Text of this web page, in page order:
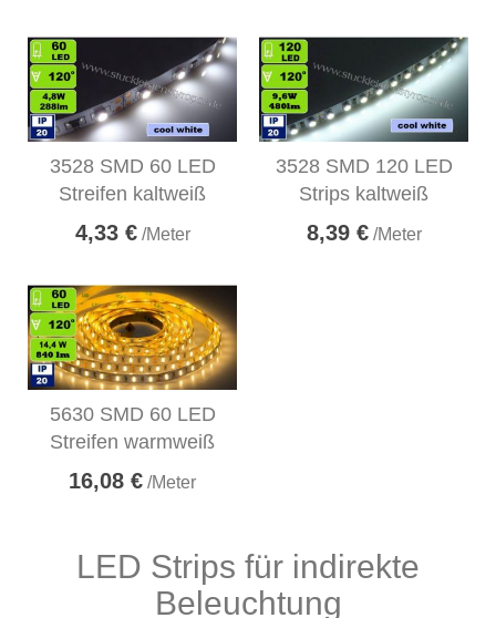
3528 SMD 60 LED
Streifen kaltweiß
4,33 €/Meter
3528 SMD 120 LED
Strips kaltweiß
8,39 €/Meter
5630 SMD 60 LED
Streifen warmweiß
16,08 € /Meter
LED Strips für indirekte
Beleuchtung